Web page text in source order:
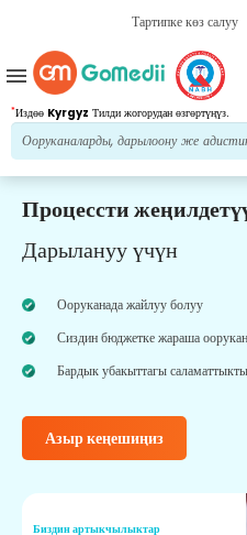
Тартипке көз салуу
*Издөө Kyrgyz Тилди жогорудан өзгөртүңүз.
menu
Процессти
Дарылануу үчүн
Ооруканада жайлуу болуу
Сиздин бюджетке жараша
Бардык убакыттагы
Азыр кеңешиңиз
Биздин артыкчылыктар